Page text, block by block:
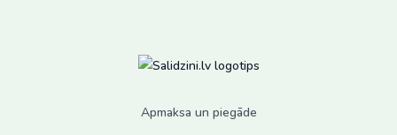
Apmaksa un piegāde